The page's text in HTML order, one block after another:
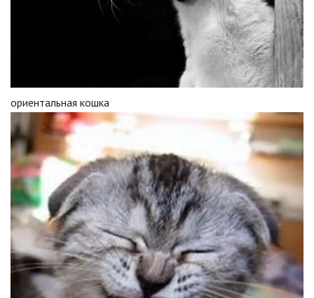
ориентальная кошка